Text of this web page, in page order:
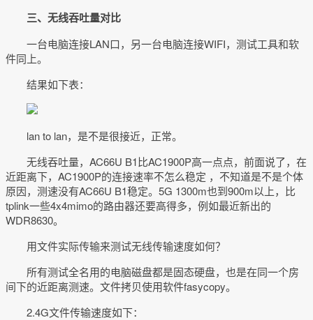
三、无线吞吐量对比
一台电脑连接LAN口，另一台电脑连接WIFI，测试工具和软
件同上。
结果如下表：
lan to lan，是不是很接近，正常。
无线吞吐量，AC66U B1比AC1900P高一点点，前面说了，在
近距离下，AC1900P的连接速率不怎么稳定 ，不知道是不是个体
原因，测速没有AC66U B1稳定。5G 1300m也到900m以上，比
tplink一些4x4mimo的路由器还要高得多，例如最近新出的
WDR8630。
用文件实际传输来测试无线传输速度如何？
所有测试全名用的电脑磁盘都是固态硬盘，也是在同一个房
间下的近距离测速。文件拷贝使用软件fasycopy。
2.4G文件传输速度如下：